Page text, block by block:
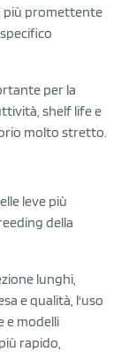
più promettente
per la
shelf life e
molto stretto.
leve più
della
lunghi,
e qualità, l'uso
e modelli
rapido,